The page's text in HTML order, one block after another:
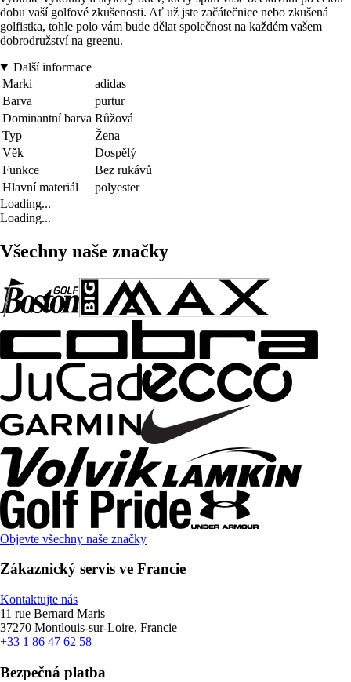
dobu vaší golfové zkušenosti. Ať už jste začátečnice nebo zkušená
golfistka, tohle polo vám bude dělat společnost na každém vašem
dobrodružství na greenu.
Další informace
Marki
adidas
Barva
purtur
Dominantní barva Růžová
Typ
Žena
Věk
Dospělý
Funkce
Bez rukávů
Hlavní materiál
polyester
Loading...
Loading...
Všechny naše značky
Objevte všechny naše značky
Zákaznický servis ve Francie
Kontaktujte nás
11 rue Bernard Maris
37270 Montlouis-sur-Loire, Francie
+33 1 86 47 62 58
Bezpečná platba